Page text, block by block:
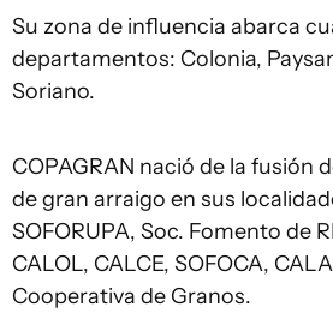
Su zona de influencia abarca
departamentos: Colonia,
Soriano.
COPAGRAN nació de la fusión
de gran arraigo en sus
SOFORUPA, Soc. Fomento de
CALOL, CALCE, SOFOCA,
Cooperativa de Granos.